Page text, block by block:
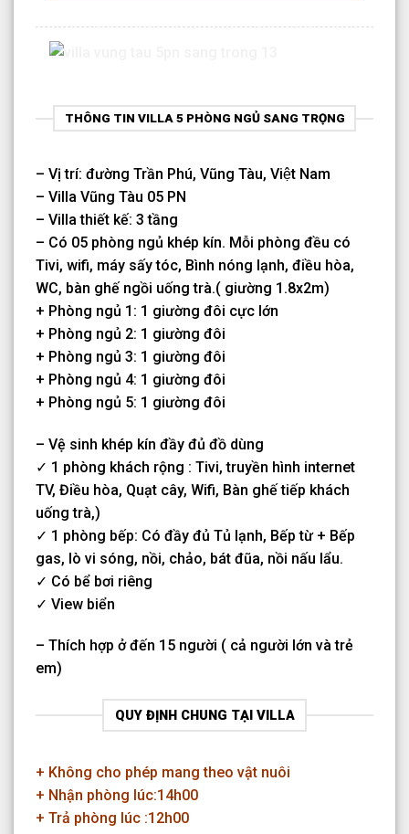
THÔNG TIN VILLA 5 PHÒNG NGỦ SANG TRỌNG
– Vị trí: đường Trần Phú, Vũng Tàu, Việt Nam
– Villa Vũng Tàu 05 PN
– Villa thiết kế: 3 tầng
– Có 05 phòng ngủ khép kín. Mỗi phòng đều có
Tivi, wifi, máy sấy tóc, Bình nóng lạnh, điều hòa,
WC, bàn ghế ngồi uống trà.( giường 1.8x2m)
+ Phòng ngủ 1: 1 giường đôi cực lớn
+ Phòng ngủ 2: 1 giường đôi
+ Phòng ngủ 3: 1 giường đôi
+ Phòng ngủ 4: 1 giường đôi
+ Phòng ngủ 5: 1 giường đôi
– Vệ sinh khép kín đầy đủ đồ dùng
✓ 1 phòng khách rộng : Tivi, truyền hình internet
TV, Điều hòa, Quạt cây, Wifi, Bàn ghế tiếp khách
uống trà,)
✓ 1 phòng bếp: Có đầy đủ Tủ lạnh, Bếp từ + Bếp
gas, lò vi sóng, nồi, chảo, bát đũa, nồi nấu lẩu.
✓ Có bể bơi riêng
✓ View biển
– Thích hợp ở đến 15 người ( cả người lớn và trẻ
em)
QUY ĐỊNH CHUNG TẠI VILLA
+ Không cho phép mang theo vật nuôi
+ Nhận phòng lúc:14h00
+ Trả phòng lúc :12h00